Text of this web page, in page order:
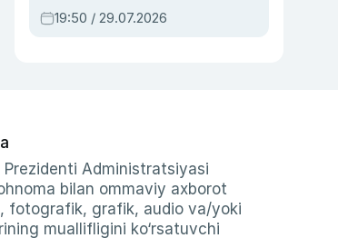
qahramon — Ukraina
armiyasi bosh
19:50 / 29.07.2026
Prezidenti Administratsiyasi
bilan ommaviy axborot
fotografik, grafik, audio va/yoki
muallifligini ko‘rsatuvchi